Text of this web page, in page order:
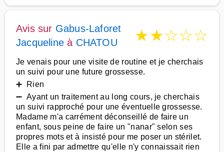
Avis sur Gabus-Laforet
Jacqueline à CHATOU ★★☆☆☆
Je venais pour une visite de routine et je cherchais
un suivi pour une future grossesse.
➕ Rien
➖ Ayant un traitement au long cours, je cherchais
un suivi rapproché pour une éventuelle grossesse.
Madame m'a carrément déconseillé de faire un
enfant, sous peine de faire un "nanar" selon ses
propres mots et à insisté pour me poser un stérilet.
Elle a fini par admettre qu'elle n'y connaissait rien